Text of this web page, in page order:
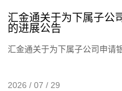
汇金通关于为下属子公
的进展公告
汇金通关于为下属子公司申请
2026 / 07 / 29